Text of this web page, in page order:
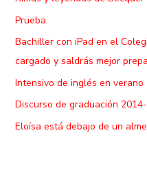
Prueba
Bachiller con iPad en el
cargado y saldrás mejor
Intensivo de inglés en verano
Discurso de graduación
Eloísa está debajo de un